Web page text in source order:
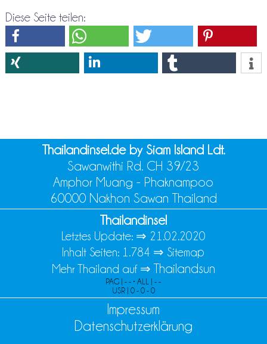
Diese Seite teilen:
Thailandinsel.de by Siam Island Ldt.
Sawanwithi Rd. CH 39/23
Amphor Muang - Phaknampoo
60000 Nakhon Sawan Thailand
Thailandinsel
Letztes Update: ⇒ 21.02.2020
Inhalt Seiten: 1.784 ⇒ Sitemap
Mehr Thailand auf ⇒ Thailandsun
PAG | - - • ALL | - -
USR | 0 - 0 - 0
Impressum
Datenschutzerklärung